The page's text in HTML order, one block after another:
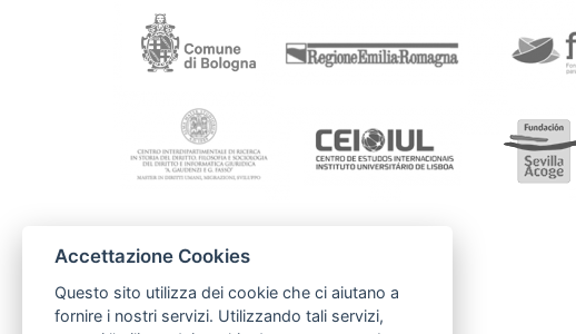
Contacto
uic@cm-loures.pt
Accettazione Cookies
Questo sito utilizza dei cookie che ci aiutano a
fornire i nostri servizi. Utilizzando tali servizi,